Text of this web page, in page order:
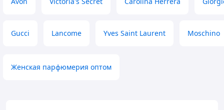
Gucci Lancome Yves Saint Laurent Moschino
Женская парфюмерия оптом